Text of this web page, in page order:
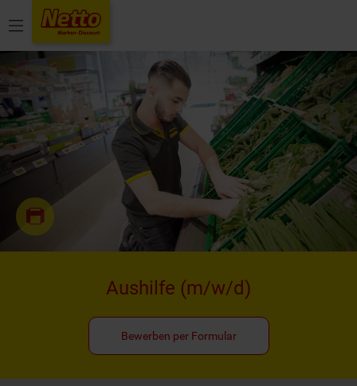
Menü
Aushilfe (m/w/d)
Bewerben per Formular